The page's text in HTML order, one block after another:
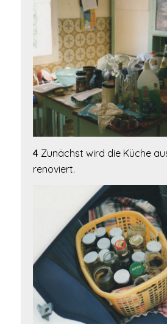
4Zunächst wird die Küche
renoviert.